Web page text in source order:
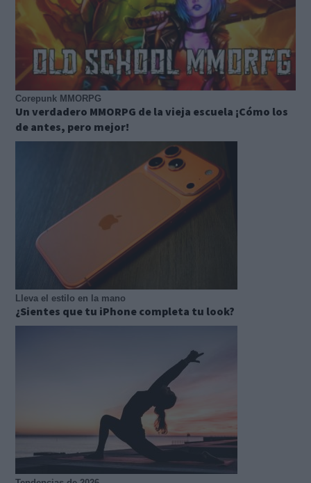
Corepunk MMORPG
Un verdadero MMORPG de la vieja escuela ¡Cómo los
de antes, pero mejor!
Lleva el estilo en la mano
¿Sientes que tu iPhone completa tu look?